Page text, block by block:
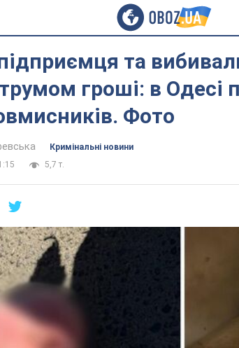
та
гроші: в Одесі
Фото
Кримінальні новини
5,7 т.